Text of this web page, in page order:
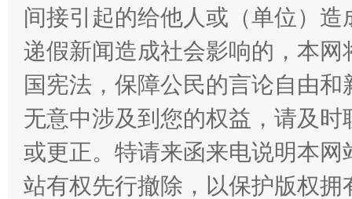
揭开“小金库”的免责幌子
间接引起的给他人或（单位）
递假新闻造成社会影响的，本
国宪法，保障公民的言论自由
无意中涉及到您的权益，请及
或更正。特请来函来电说明本
站有权先行撤除，以保护版权